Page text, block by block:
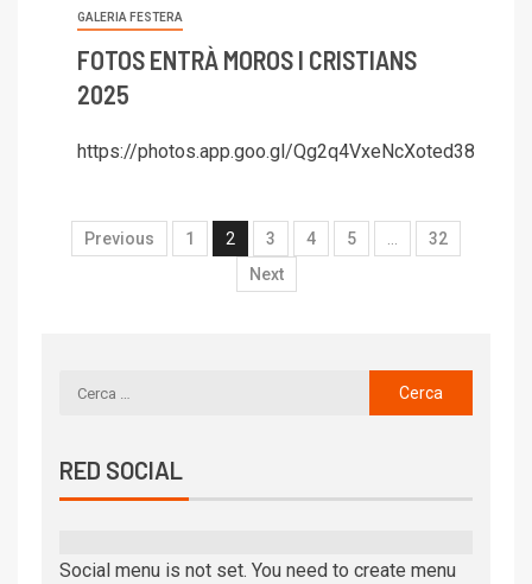
GALERIA FESTERA
FOTOS ENTRÀ MOROS I CRISTIANS
2025
https://photos.app.goo.gl/Qg2q4VxeNcXoted38
Previous 1 2 3 4 5 …
32
Next
RED SOCIAL
Social menu is not set. You need to create menu